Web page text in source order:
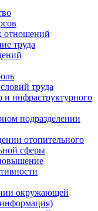
отношений
труда
труда
и инфраструктурного
подразделении
отопительного
сферы
окружающей
информация)